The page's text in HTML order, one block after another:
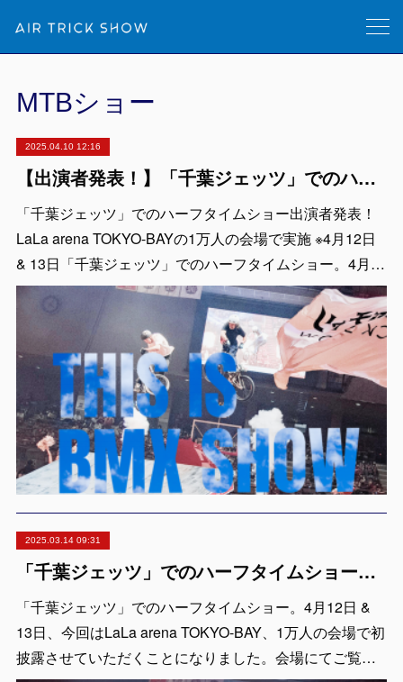
MTBショー
2025.04.10 12:16
【出演者発表！】「千葉ジェッツ」でのハーフタイムショー LaLa arena TOKYO-BAYの1万人の会場で実施 ※4月12日 & 13日
「千葉ジェッツ」でのハーフタイムショー出演者発表！
LaLa arena TOKYO-BAYの1万人の会場で実施 ※4月12日
& 13日「千葉ジェッツ」でのハーフタイムショー。4月…
2025.03.14 09:31
「千葉ジェッツ」でのハーフタイムショー出演決定！LaLa arena TOKYO-BAYの1万人の会場で実施 ※4月12日 & 13日
「千葉ジェッツ」でのハーフタイムショー。4月12日 &
13日、今回はLaLa arena TOKYO-BAY、1万人の会場で初
披露させていただくことになりました。会場にてご覧…